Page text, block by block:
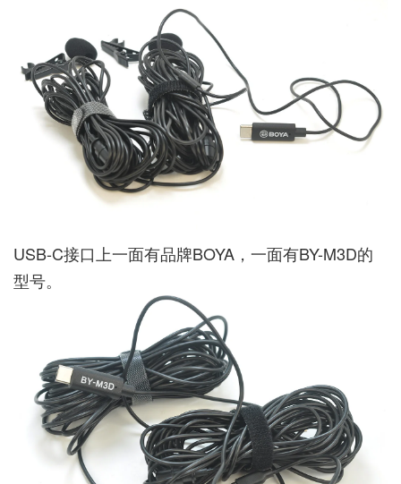
USB-C接口上一面有品牌BOYA，一面有BY-M3D的
型号。